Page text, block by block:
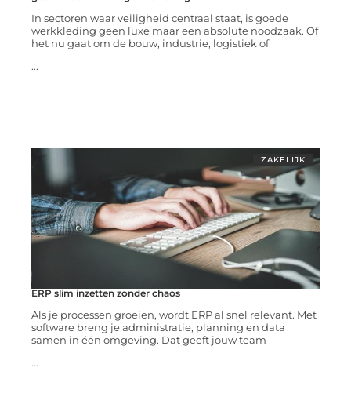
In sectoren waar veiligheid centraal staat, is goede
werkkleding geen luxe maar een absolute noodzaak. Of
het nu gaat om de bouw, industrie, logistiek of
...
ZAKELIJK
ERP slim inzetten zonder chaos
Als je processen groeien, wordt ERP al snel relevant. Met
software breng je administratie, planning en data
samen in één omgeving. Dat geeft jouw team
...